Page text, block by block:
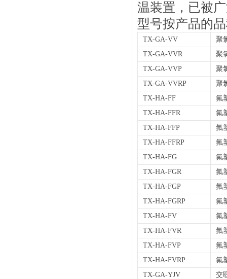
温装置，已被广
型号按产品的品种
TX-GA-VV
聚
TX-GA-VVR
聚
TX-GA-VVP
聚
TX-GA-VVRP
聚
TX-HA-FF
氟
TX-HA-FFR
氟
TX-HA-FFP
氟
TX-HA-FFRP
氟
TX-HA-FG
氟
TX-HA-FGR
氟
TX-HA-FGP
氟
TX-HA-FGRP
氟
TX-HA-FV
氟
TX-HA-FVR
氟
TX-HA-FVP
氟
TX-HA-FVRP
氟
TX-GA-YJV
交